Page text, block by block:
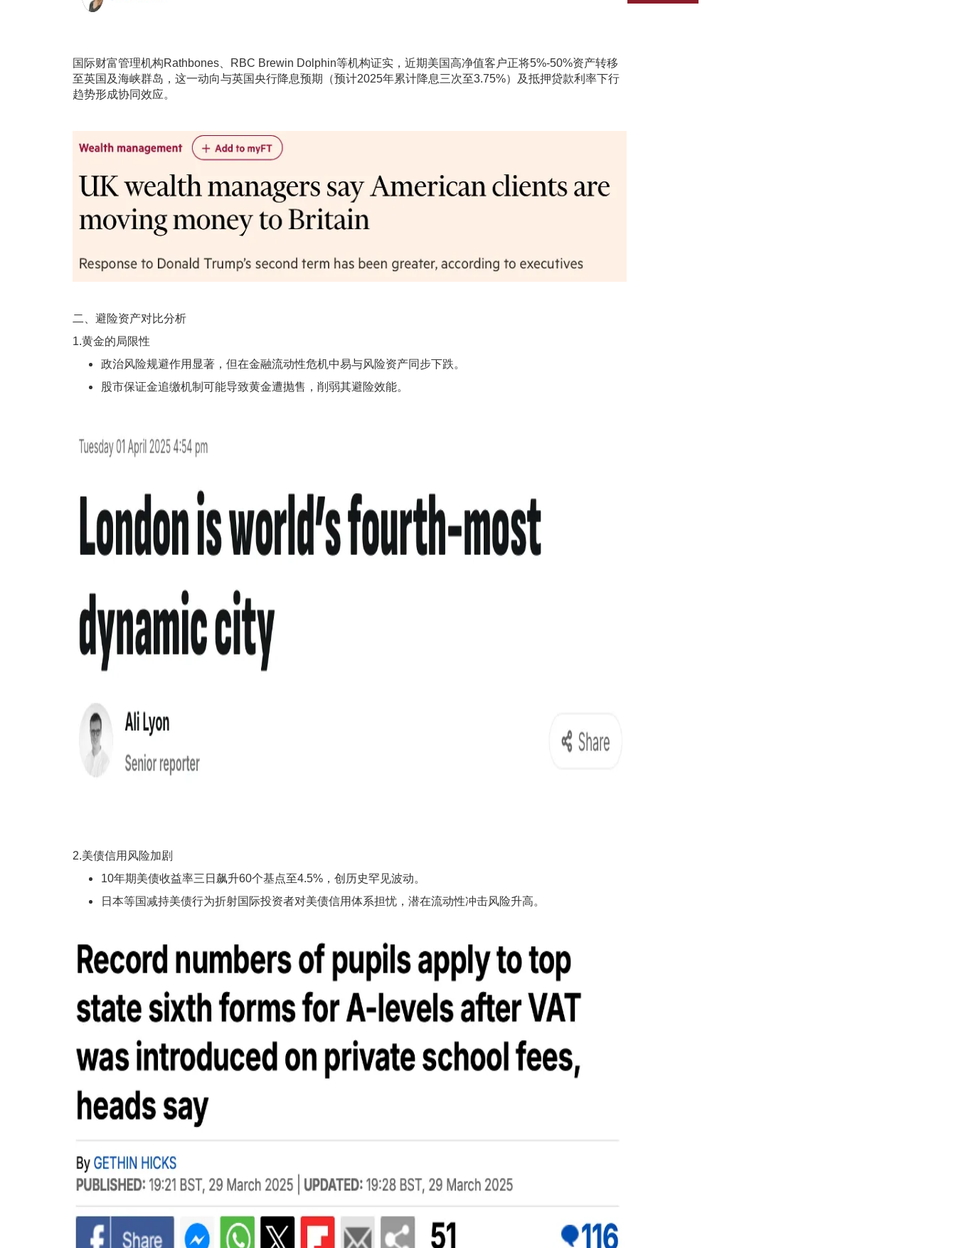
国际财富管理机构Rathbones、RBC Brewin Dolphin等机构证实，近期美国高净值客户正将5%-50%资产转移
至英国及海峡群岛，这一动向与英国央行降息预期（预计2025年累计降息三次至3.75%）及抵押贷款利率下行
趋势形成协同效应。
二、避险资产对比分析
1.黄金的局限性
政治风险规避作用显著，但在金融流动性危机中易与风险资产同步下跌。
股市保证金追缴机制可能导致黄金遭抛售，削弱其避险效能。
2.美债信用风险加剧
10年期美债收益率三日飙升60个基点至4.5%，创历史罕见波动。
日本等国减持美债行为折射国际投资者对美债信用体系担忧，潜在流动性冲击风险升高。